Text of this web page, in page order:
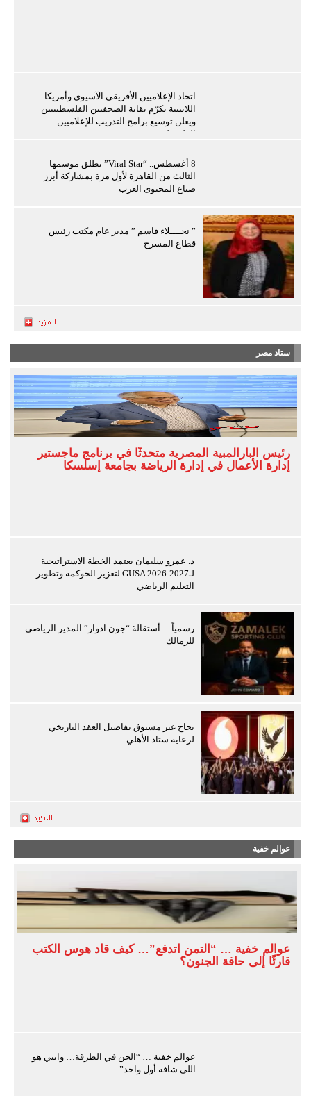
اتحاد الإعلاميين الأفريقي الآسيوي وأمريكا
اللاتينية يكرّم نقابة الصحفيين الفلسطينيين
ويعلن توسيع برامج التدريب للإعلاميين
الفلسطينيين
8 أغسطس.. “Viral Star” تطلق موسمها
الثالث من القاهرة لأول مرة بمشاركة أبرز
صناع المحتوى العرب
” نجــــلاء قاسم ” مدير عام مكتب رئيس
قطاع المسرح
ستاد مصر
رئيس البارالمبية المصرية متحدثًا في برنامج ماجستير
إدارة الأعمال في إدارة الرياضة بجامعة إسلسكا
د. عمرو سليمان يعتمد الخطة الاستراتيجية
لـGUSA 2026-2027 لتعزيز الحوكمة وتطوير
التعليم الرياضي
رسمياً… أستقالة “جون ادوار” المدير الرياضي
للزمالك
نجاح غير مسبوق تفاصيل العقد التاريخي
لرعاية ستاد الأهلي
عوالم خفية
عوالم خفية … “التمن اتدفع”… كيف قاد هوس الكتب
قارئًا إلى حافة الجنون؟
عوالم خفية … “الجن في الطرقة… وابني هو
اللي شافه أول واحد”